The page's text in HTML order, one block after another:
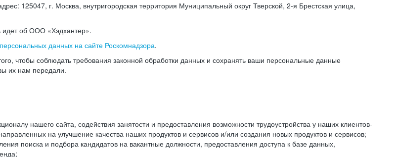
125047, г. Москва, внутригородская территория Муниципальный округ Тверской, 2-я Брестская улица,
идет об ООО «Хэдхантер».
данных на сайте Роскомнадзора.
чтобы соблюдать требования законной обработки данных и сохранять ваши персональные данные
их нам передали.
нашего сайта, содействия занятости и предоставления возможности трудоустройства у наших клиентов-
на улучшение качества наших продуктов и сервисов и/или создания новых продуктов и сервисов;
поиска и подбора кандидатов на вакантные должности, предоставления доступа к базе данных,